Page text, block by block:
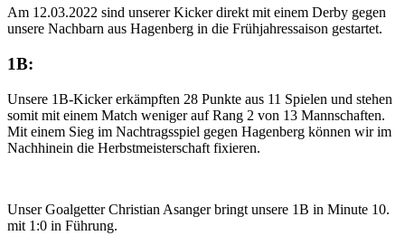
Am 12.03.2022 sind unserer Kicker direkt mit einem Derby gegen
unsere Nachbarn aus Hagenberg in die Frühjahressaison gestartet.
1B:
Unsere 1B-Kicker erkämpften 28 Punkte aus 11 Spielen und stehen
somit mit einem Match weniger auf Rang 2 von 13 Mannschaften.
Mit einem Sieg im Nachtragsspiel gegen Hagenberg können wir im
Nachhinein die Herbstmeisterschaft fixieren.
Unser Goalgetter Christian Asanger bringt unsere 1B in Minute 10.
mit 1:0 in Führung.